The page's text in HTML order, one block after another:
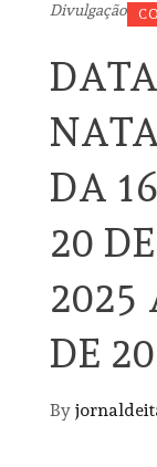
Divulgação
DA
20
2025
DE
By